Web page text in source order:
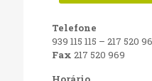
Telefone
939 115 115 – 217 520
Fax 217 520 969